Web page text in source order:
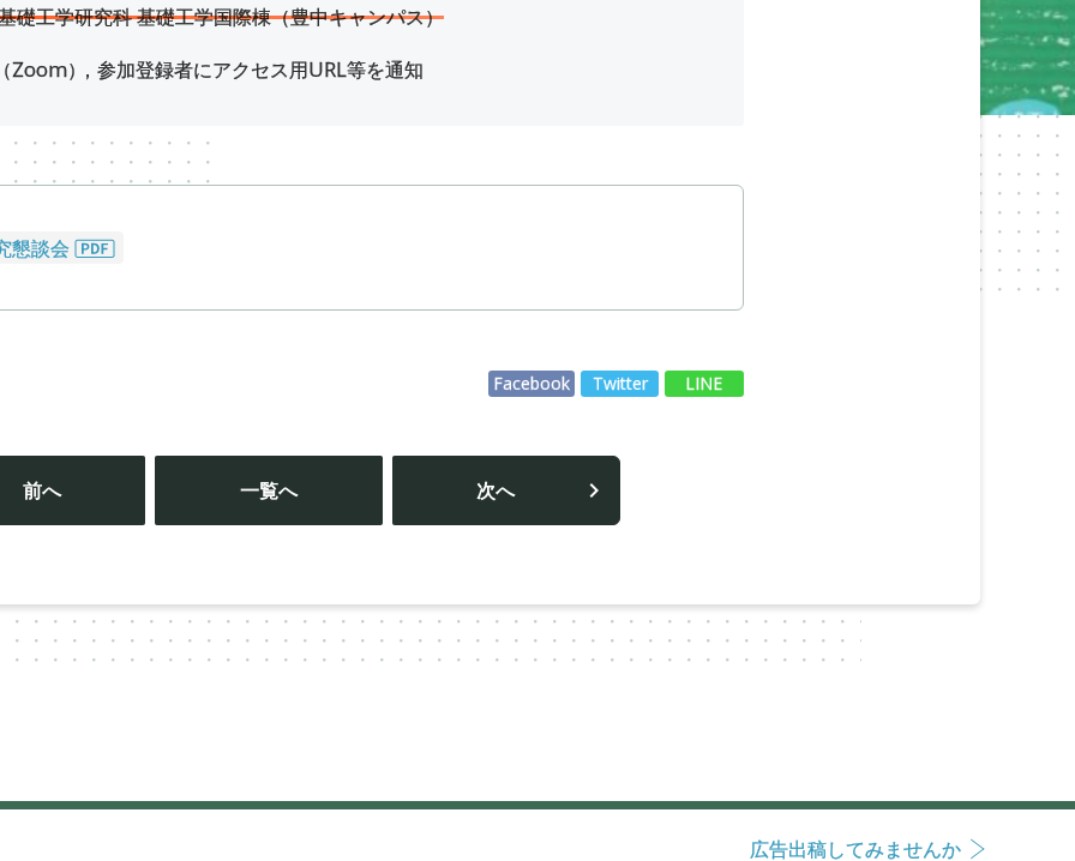
礎工学研究科 基礎工学国際棟（豊中キャンパス）
Zoom） ，参加登録者にアクセス用URL等を通知
懇談会
Facebook Twitter LINE
投
稿
ナ
ビ
ョ
ン
前へ 一覧へ 次へ
広告出稿してみませんか